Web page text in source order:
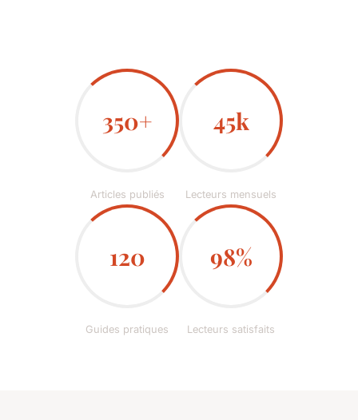
350+
Articles publiés
45k
Lecteurs mensuels
120
Guides pratiques
98%
Lecteurs satisfaits